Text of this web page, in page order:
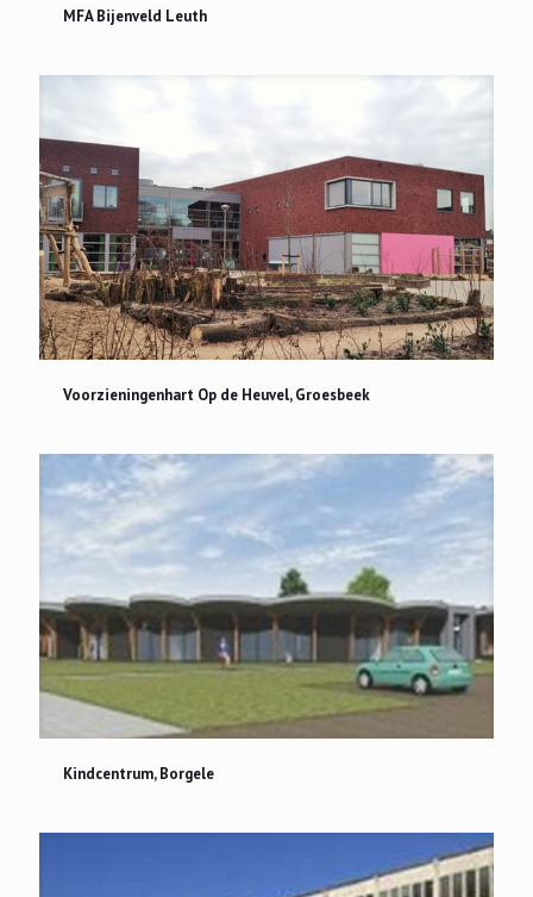
MFA Bijenveld Leuth
MFA Bijenveld Leuth
Voorzieningenhart Op de Heuvel, Groesbeek
Voorzieningenhart Op de Heuvel, Groesbeek
Kindcentrum, Borgele
Kindcentrum, Borgele